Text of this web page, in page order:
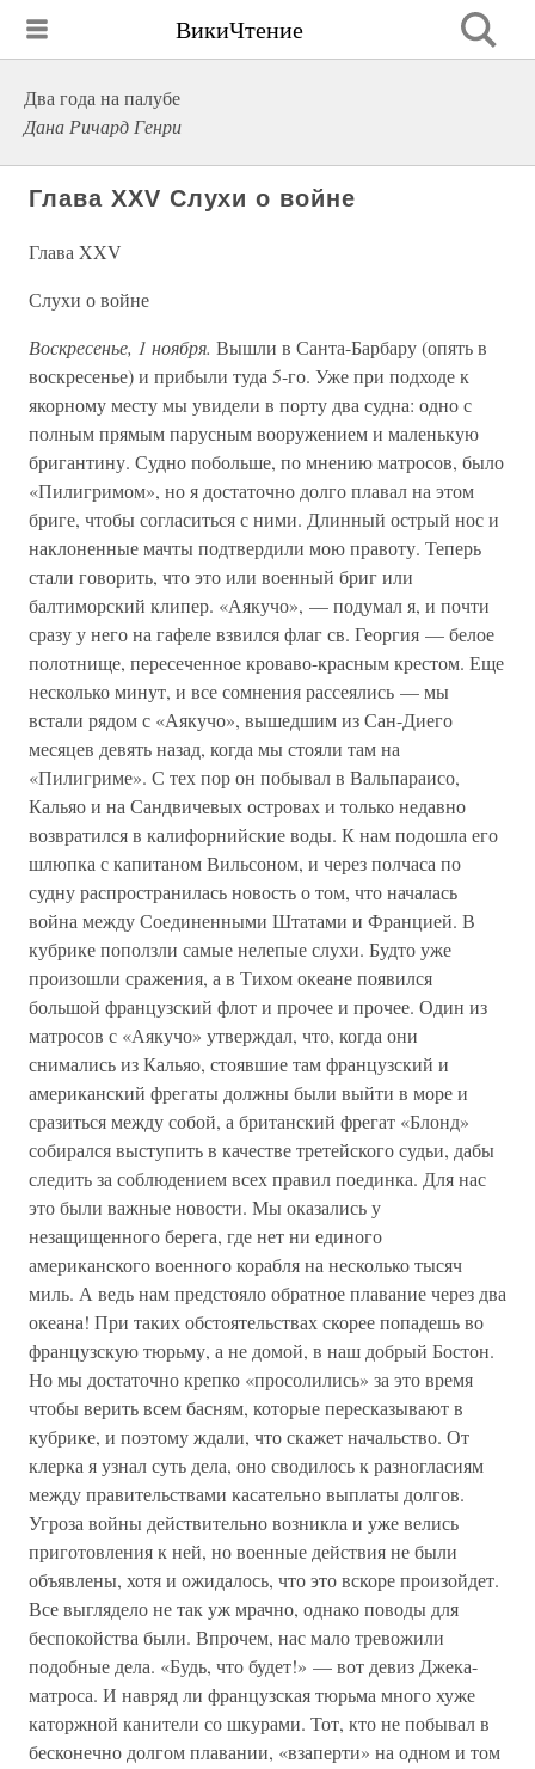
ВикиЧтение
Два года на палубе
Дана Ричард Генри
Глава XXV Слухи о войне
Глава XXV
Слухи о войне
Воскресенье, 1 ноября. Вышли в Санта-Барбару (опять в
воскресенье) и прибыли туда 5-го. Уже при подходе к
якорному месту мы увидели в порту два судна: одно с
полным прямым парусным вооружением и маленькую
бригантину. Судно побольше, по мнению матросов, было
«Пилигримом», но я достаточно долго плавал на этом
бриге, чтобы согласиться с ними. Длинный острый нос и
наклоненные мачты подтвердили мою правоту. Теперь
стали говорить, что это или военный бриг или
балтиморский клипер. «Аякучо», — подумал я, и почти
сразу у него на гафеле взвился флаг св. Георгия — белое
полотнище, пересеченное кроваво-красным крестом. Еще
несколько минут, и все сомнения рассеялись — мы
встали рядом с «Аякучо», вышедшим из Сан-Диего
месяцев девять назад, когда мы стояли там на
«Пилигриме». С тех пор он побывал в Вальпараисо,
Кальяо и на Сандвичевых островах и только недавно
возвратился в калифорнийские воды. К нам подошла его
шлюпка с капитаном Вильсоном, и через полчаса по
судну распространилась новость о том, что началась
война между Соединенными Штатами и Францией. В
кубрике поползли самые нелепые слухи. Будто уже
произошли сражения, а в Тихом океане появился
большой французский флот и прочее и прочее. Один из
матросов с «Аякучо» утверждал, что, когда они
снимались из Кальяо, стоявшие там французский и
американский фрегаты должны были выйти в море и
сразиться между собой, а британский фрегат «Блонд»
собирался выступить в качестве третейского судьи, дабы
следить за соблюдением всех правил поединка. Для нас
это были важные новости. Мы оказались у
незащищенного берега, где нет ни единого
американского военного корабля на несколько тысяч
миль. А ведь нам предстояло обратное плавание через два
океана! При таких обстоятельствах скорее попадешь во
французскую тюрьму, а не домой, в наш добрый Бостон.
Но мы достаточно крепко «просолились» за это время
чтобы верить всем басням, которые пересказывают в
кубрике, и поэтому ждали, что скажет начальство. От
клерка я узнал суть дела, оно сводилось к разногласиям
между правительствами касательно выплаты долгов.
Угроза войны действительно возникла и уже велись
приготовления к ней, но военные действия не были
объявлены, хотя и ожидалось, что это вскоре произойдет.
Все выглядело не так уж мрачно, однако поводы для
беспокойства были. Впрочем, нас мало тревожили
подобные дела. «Будь, что будет!» — вот девиз Джека-
матроса. И навряд ли французская тюрьма много хуже
каторжной канители со шкурами. Тот, кто не побывал в
бесконечно долгом плавании, «взаперти» на одном и том